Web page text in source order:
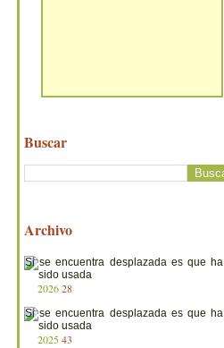
Buscar
Archivo
202628
202543